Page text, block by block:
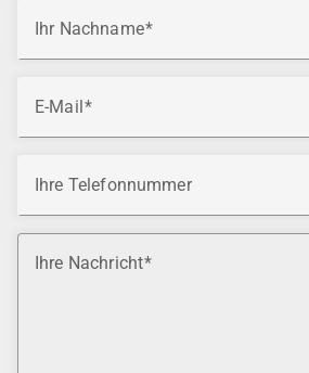
Ihr Nachname
E-Mail
Ihre Telefonnummer
Ihre Nachricht